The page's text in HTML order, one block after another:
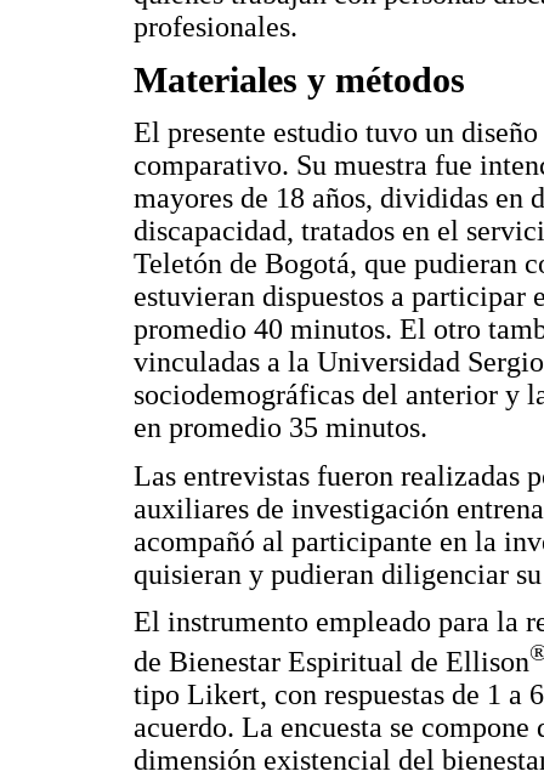
profesionales.
Materiales y métodos
El presente estudio tuvo un
comparativo. Su muestra fue
mayores de 18 años, divididas en
discapacidad, tratados en el
Teletón de Bogotá, que pudieran
estuvieran dispuestos a participar
promedio 40 minutos. El otro
vinculadas a la Universidad
sociodemográficas del anterior y
en promedio 35 minutos.
Las entrevistas fueron realizadas
auxiliares de investigación
acompañó al participante en la
quisieran y pudieran diligenciar
El instrumento empleado para la
de Bienestar Espiritual de Ellison
tipo Likert, con respuestas de 1 a
acuerdo. La encuesta se compone
dimensión existencial del